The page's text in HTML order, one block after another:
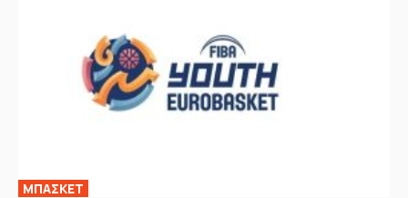
ΜΠΑΣΚΕΤ